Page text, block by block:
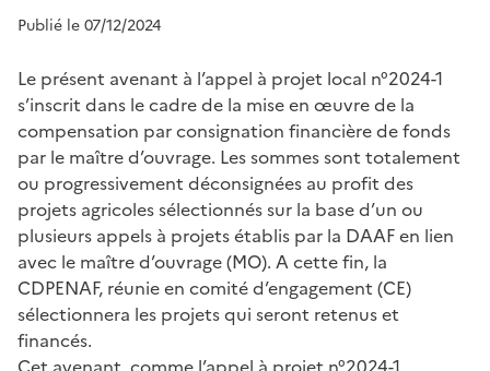
Publié le 07/12/2024
Le présent avenant à l’appel à projet local n°2024-1
s’inscrit dans le cadre de la mise en œuvre de la
compensation par consignation financière de fonds
par le maître d’ouvrage. Les sommes sont totalement
ou progressivement déconsignées au profit des
projets agricoles sélectionnés sur la base d’un ou
plusieurs appels à projets établis par la DAAF en lien
avec le maître d’ouvrage (MO). A cette fin, la
CDPENAF, réunie en comité d’engagement (CE)
sélectionnera les projets qui seront retenus et
financés.